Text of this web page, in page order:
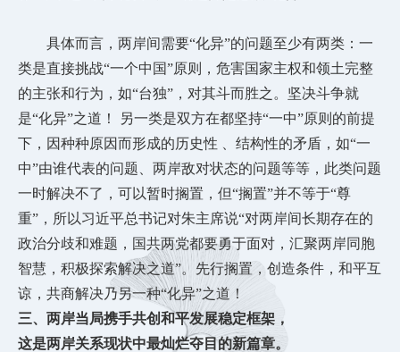
具体而言，两岸间需要“化异”的问题至少有两类：一
类是直接挑战“一个中国”原则，危害国家主权和领土完整
的主张和行为，如“台独”，对其斗而胜之。坚决斗争就
是“化异”之道！ 另一类是双方在都坚持“一中”原则的前提
下，因种种原因而形成的历史性 、结构性的矛盾，如“一
中”由谁代表的问题、两岸敌对状态的问题等等，此类问题
一时解决不了，可以暂时搁置，但“搁置”并不等于“尊
重”，所以习近平总书记对朱主席说“对两岸间长期存在的
政治分歧和难题，国共两党都要勇于面对，汇聚两岸同胞
智慧，积极探索解决之道”。先行搁置，创造条件，和平互
谅，共商解决乃另一种“化异”之道！
三、两岸当局携手共创和平发展稳定框架，
这是两岸关系现状中最灿烂夺目的新篇章。